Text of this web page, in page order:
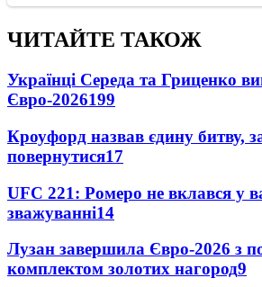
ЧИТАЙТЕ ТАКОЖ
Українці Середа та Гриценко
Євро-2026199
Кроуфорд назвав єдину битву,
повернутися17
UFC 221: Ромеро не вклався у
зважуванні14
Лузан завершила Євро-2026 з
комплектом золотих нагород9